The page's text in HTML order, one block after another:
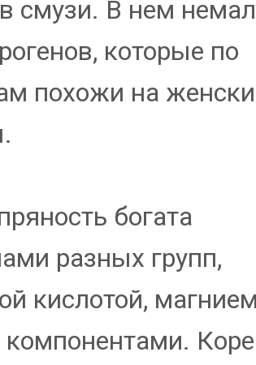
смузи. В нем
которые по
похожи на
богата
разных групп,
кислотой,
компонентами.